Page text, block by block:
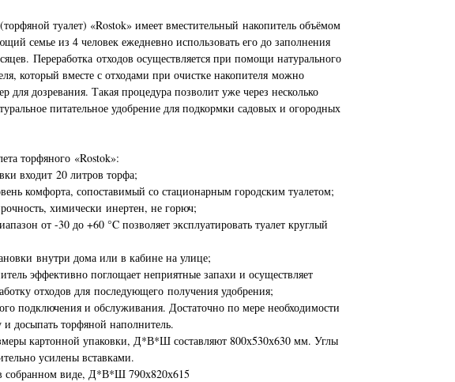
туалет) «Rostok» имеет вместительный накопитель объёмом
семье из 4 человек ежедневно использовать его до заполнения
Переработка отходов осуществляется при помощи натурального
который вместе с отходами при очистке накопителя можно
для дозревания. Такая процедура позволит уже через несколько
питательное удобрение для подкормки садовых и огородных
торфяного «Rostok»:
входит 20 литров торфа;
комфорта, сопоставимый со стационарным городским туалетом;
химически инертен, не горюч;
от -30 до +60 °C позволяет эксплуатировать туалет круглый
внутри дома или в кабине на улице;
эффективно поглощает неприятные запахи и осуществляет
отходов для последующего получения удобрения;
подключения и обслуживания. Достаточно по мере необходимости
и досыпать торфяной наполнитель.
картонной упаковки, Д*В*Ш составляют 800х530х630 мм. Углы
усилены вставками.
собранном виде, Д*В*Ш 790х820х615